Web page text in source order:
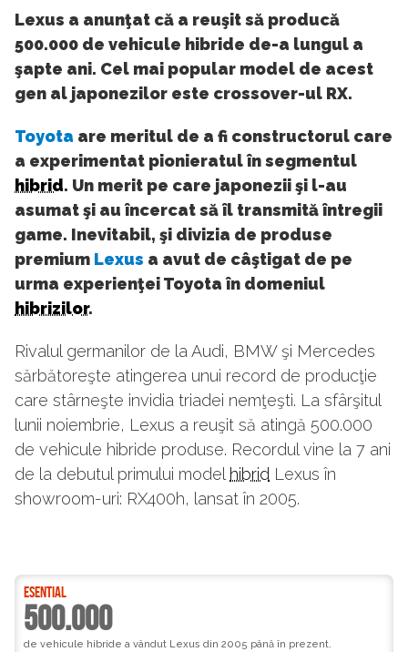
Lexus a anunţat că a reuşit să producă
500.000 de vehicule hibride de-a lungul a
şapte ani. Cel mai popular model de acest
gen al japonezilor este crossover-ul RX.
Toyota are meritul de a fi constructorul care
a experimentat pionieratul în segmentul
hibrid. Un merit pe care japonezii şi l-au
asumat şi au încercat să îl transmită întregii
game. Inevitabil, şi divizia de produse
premium Lexus a avut de câştigat de pe
urma experienţei Toyota în domeniul
hibrizilor.
Rivalul germanilor de la Audi, BMW şi Mercedes
sărbătoreşte atingerea unui record de producţie
care stârneşte invidia triadei nemţeşti. La sfârşitul
lunii noiembrie, Lexus a reuşit să atingă 500.000
de vehicule hibride produse. Recordul vine la 7 ani
de la debutul primului model hibrid Lexus în
showroom-uri: RX400h, lansat în 2005.
ESENTIAL
500.000
de vehicule hibride a vândut Lexus din 2005 până în prezent.